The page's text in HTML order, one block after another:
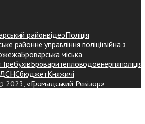
районвідеоПоліція
районне управління поліціївійна з
Броварська міська
ТребухівБроваритепловодоенергіяполіція
ДСНСбюджетКняжичі
2023, «Громадський Ревізор»